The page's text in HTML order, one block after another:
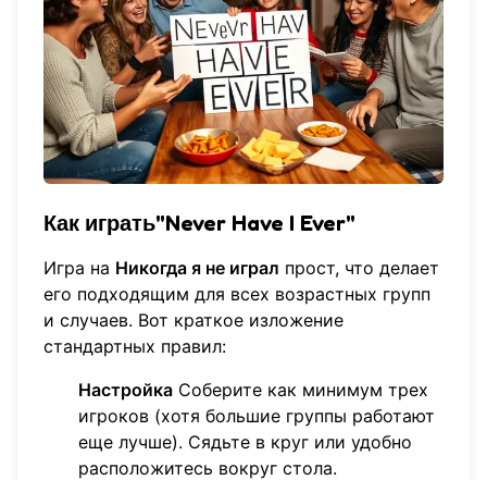
Как играть"Never Have I Ever"
Игра на Никогда я не играл прост, что делает
его подходящим для всех возрастных групп
и случаев. Вот краткое изложение
стандартных правил:
Настройка Соберите как минимум трех
игроков (хотя большие группы работают
еще лучше). Сядьте в круг или удобно
расположитесь вокруг стола.